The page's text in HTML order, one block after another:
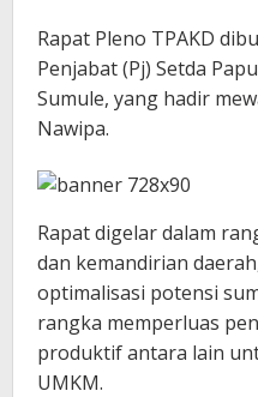
Rapat Pleno TPAKD
Penjabat (Pj) Setda
Sumule, yang hadir
Nawipa.
Rapat digelar dalam
dan kemandirian
optimalisasi potensi
rangka memperluas
produktif antara lain
UMKM.